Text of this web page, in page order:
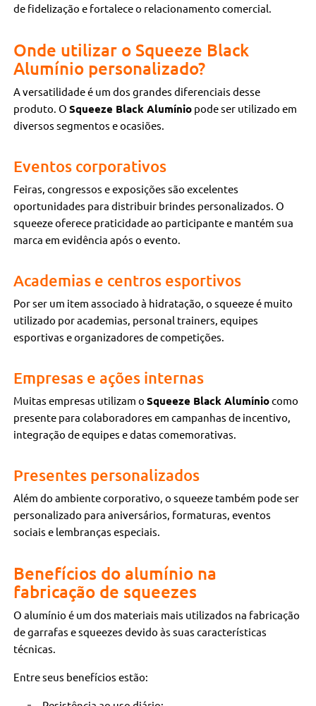
de fidelização e fortalece o relacionamento comercial.
Onde utilizar o Squeeze Black
Alumínio personalizado?
A versatilidade é um dos grandes diferenciais desse
produto. OSqueeze Black Alumínio pode ser utilizado em
diversos segmentos e ocasiões.
Eventos corporativos
Feiras, congressos e exposições são excelentes
oportunidades para distribuir brindes personalizados. O
squeeze oferece praticidade ao participante e mantém sua
marca em evidência após o evento.
Academias e centros esportivos
Por ser um item associado à hidratação, o squeeze é muito
utilizado por academias, personal trainers, equipes
esportivas e organizadores de competições.
Empresas e ações internas
Muitas empresas utilizam oSqueeze Black Alumíniocomo
presente para colaboradores em campanhas de incentivo,
integração de equipes e datas comemorativas.
Presentes personalizados
Além do ambiente corporativo, o squeeze também pode ser
personalizado para aniversários, formaturas, eventos
sociais e lembranças especiais.
Benefícios do alumínio na
fabricação de squeezes
O alumínio é um dos materiais mais utilizados na fabricação
de garrafas e squeezes devido às suas características
técnicas.
Entre seus benefícios estão: